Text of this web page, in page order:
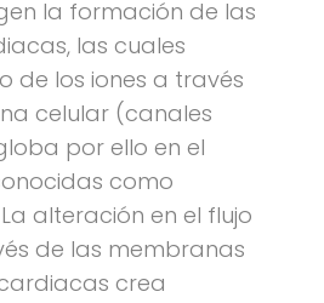
la formación de las
las cuales
de los iones a través
celular (canales
por ello en el
como
alteración en el flujo
de las membranas
crea